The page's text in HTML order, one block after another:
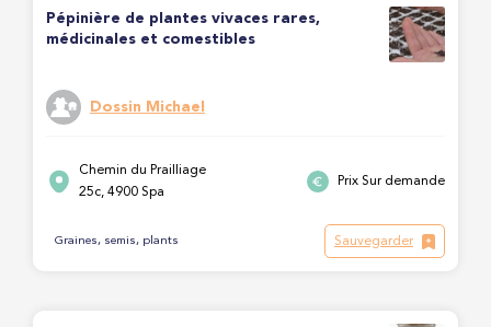
Pépinière de plantes vivaces rares,
médicinales et comestibles
Dossin Michael
Chemin du Prailliage
25c, 4900 Spa
Prix Sur demande
Graines, semis, plants Sauvegarder